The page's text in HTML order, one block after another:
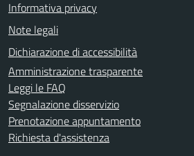
Informativa privacy
Note legali
Dichiarazione di accessibilità
Amministrazione trasparente
Leggi le FAQ
Segnalazione disservizio
Prenotazione appuntamento
Richiesta d'assistenza